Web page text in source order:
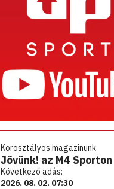
Korosztályos magazinunk
Jövünk! az M4 Sporton
Következő adás:
2026. 08. 02. 07:30